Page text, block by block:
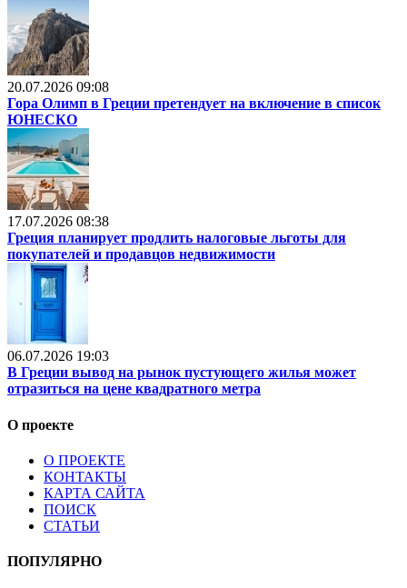
20.07.2026 09:08
Гора Олимп в Греции претендует на включение в список
ЮНЕСКО
17.07.2026 08:38
Греция планирует продлить налоговые льготы для
покупателей и продавцов недвижимости
06.07.2026 19:03
В Греции вывод на рынок пустующего жилья может
отразиться на цене квадратного метра
О проекте
О ПРОЕКТЕ
КОНТАКТЫ
КАРТА САЙТА
ПОИСК
СТАТЬИ
ПОПУЛЯРНО